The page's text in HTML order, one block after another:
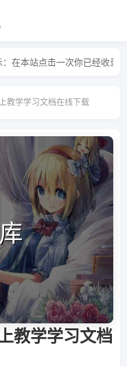
本站点击一次你已经收录的
教学学习文档在线下载
教学学习文档